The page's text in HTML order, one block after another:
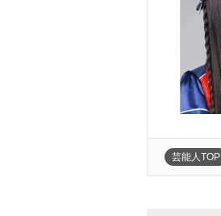
芸能人TOP